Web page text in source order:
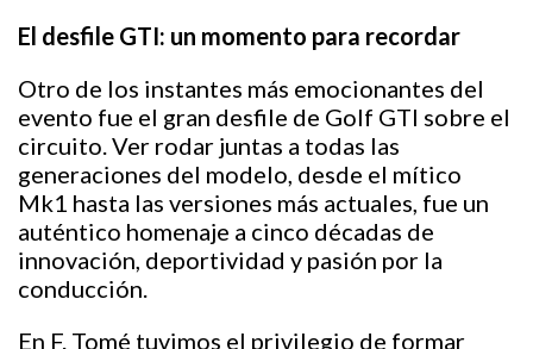
El desfile GTI: un momento para recordar
Otro de los instantes más emocionantes del
evento fue el gran desfile de Golf GTI sobre el
circuito. Ver rodar juntas a todas las
generaciones del modelo, desde el mítico
Mk1 hasta las versiones más actuales, fue un
auténtico homenaje a cinco décadas de
innovación, deportividad y pasión por la
conducción.
En F. Tomé tuvimos el privilegio de formar